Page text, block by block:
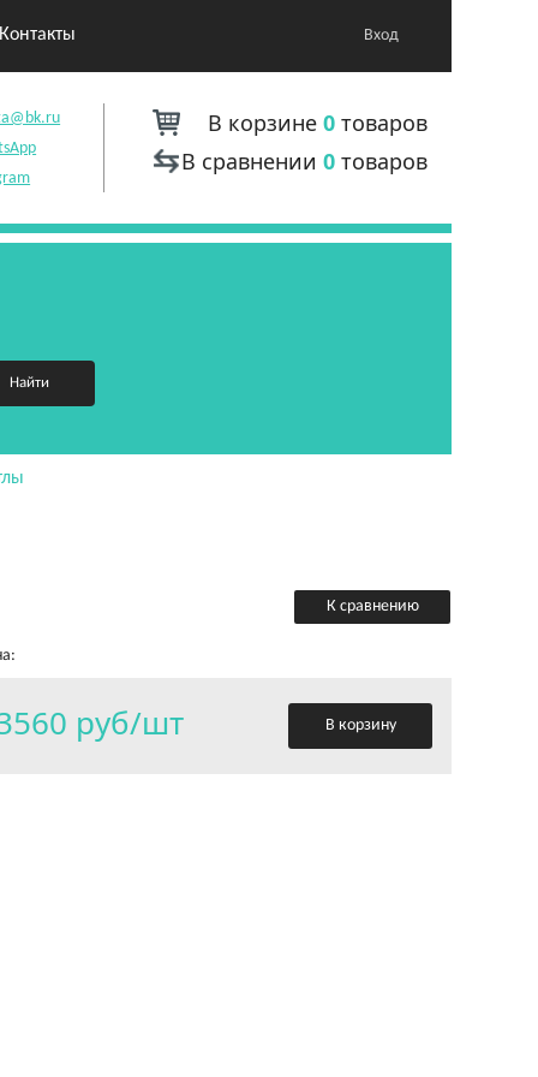
Контакты Вход
В корзине 0товаров
В сравнении 0 товаров
Найти
К сравнению
руб/шт В корзину